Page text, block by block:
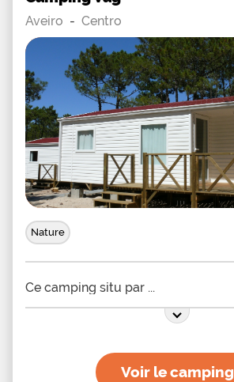
Aveiro - Centro
Nature
Ce camping situ par
Voir le camping